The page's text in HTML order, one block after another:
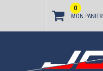
MON PANIER
0